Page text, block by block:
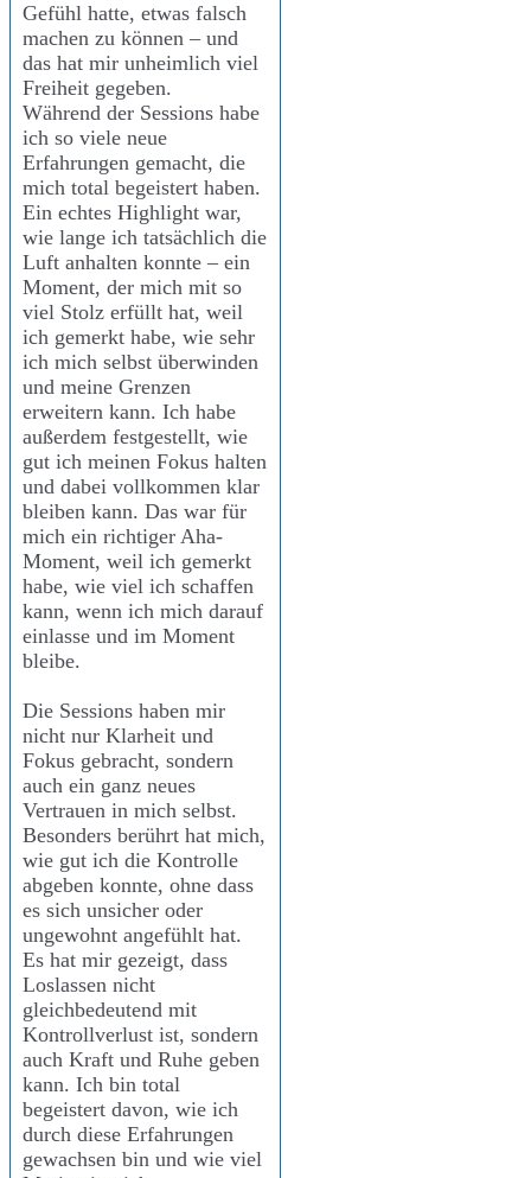
Gefühl hatte, etwas falsch
machen zu können – und
das hat mir unheimlich viel
Freiheit gegeben.
Während der Sessions habe
ich so viele neue
Erfahrungen gemacht, die
mich total begeistert haben.
Ein echtes Highlight war,
wie lange ich tatsächlich die
Luft anhalten konnte – ein
Moment, der mich mit so
viel Stolz erfüllt hat, weil
ich gemerkt habe, wie sehr
ich mich selbst überwinden
und meine Grenzen
erweitern kann. Ich habe
außerdem festgestellt, wie
gut ich meinen Fokus halten
und dabei vollkommen klar
bleiben kann. Das war für
mich ein richtiger Aha-
Moment, weil ich gemerkt
habe, wie viel ich schaffen
kann, wenn ich mich darauf
einlasse und im Moment
bleibe.
Die Sessions haben mir
nicht nur Klarheit und
Fokus gebracht, sondern
auch ein ganz neues
Vertrauen in mich selbst.
Besonders berührt hat mich,
wie gut ich die Kontrolle
abgeben konnte, ohne dass
es sich unsicher oder
ungewohnt angefühlt hat.
Es hat mir gezeigt, dass
Loslassen nicht
gleichbedeutend mit
Kontrollverlust ist, sondern
auch Kraft und Ruhe geben
kann. Ich bin total
begeistert davon, wie ich
durch diese Erfahrungen
gewachsen bin und wie viel